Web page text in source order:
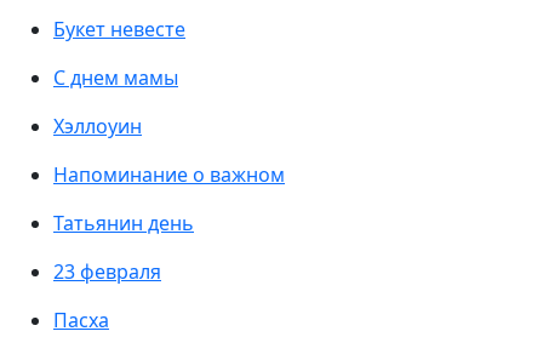
Букет невесте
С днем мамы
Хэллоуин
Напоминание о важном
Татьянин день
23 февраля
Пасха